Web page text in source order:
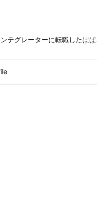
グレーターに転職したぱ